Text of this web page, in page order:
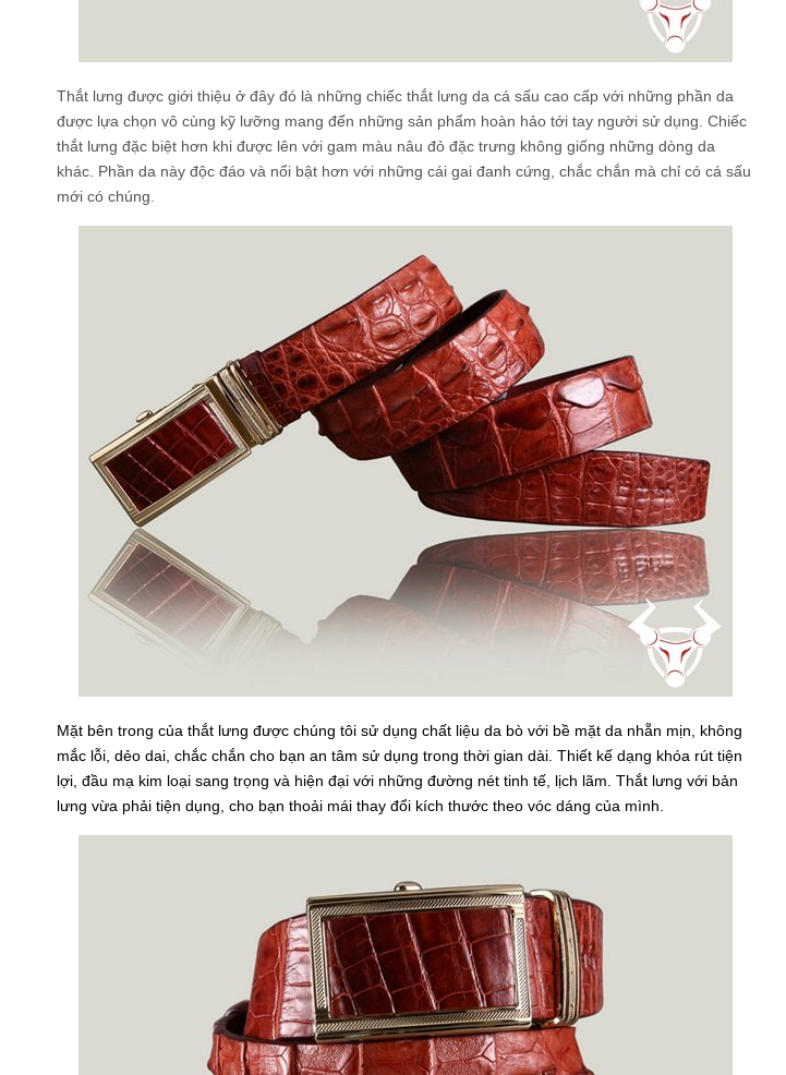
Thắt lưng được giới thiệu ở đây đó là những chiếc thắt lưng da cá sấu cao cấp với những phần da
được lựa chọn vô cùng kỹ lưỡng mang đến những sản phẩm hoàn hảo tới tay người sử dụng. Chiếc
thắt lưng đặc biệt hơn khi được lên với gam màu nâu đỏ đặc trưng không giống những dòng da
khác. Phần da này độc đáo và nổi bật hơn với những cái gai đanh cứng, chắc chắn mà chỉ có cá sấu
mới có chúng.
Mặt bên trong của thắt lưng được chúng tôi sử dụng chất liệu da bò với bề mặt da nhẵn mịn, không
mắc lỗi, dẻo dai, chắc chắn cho bạn an tâm sử dụng trong thời gian dài. Thiết kế dạng khóa rút tiện
lợi, đầu mạ kim loại sang trọng và hiện đại với những đường nét tinh tế, lịch lãm. Thắt lưng với bản
lưng vừa phải tiện dụng, cho bạn thoải mái thay đổi kích thước theo vóc dáng của mình.